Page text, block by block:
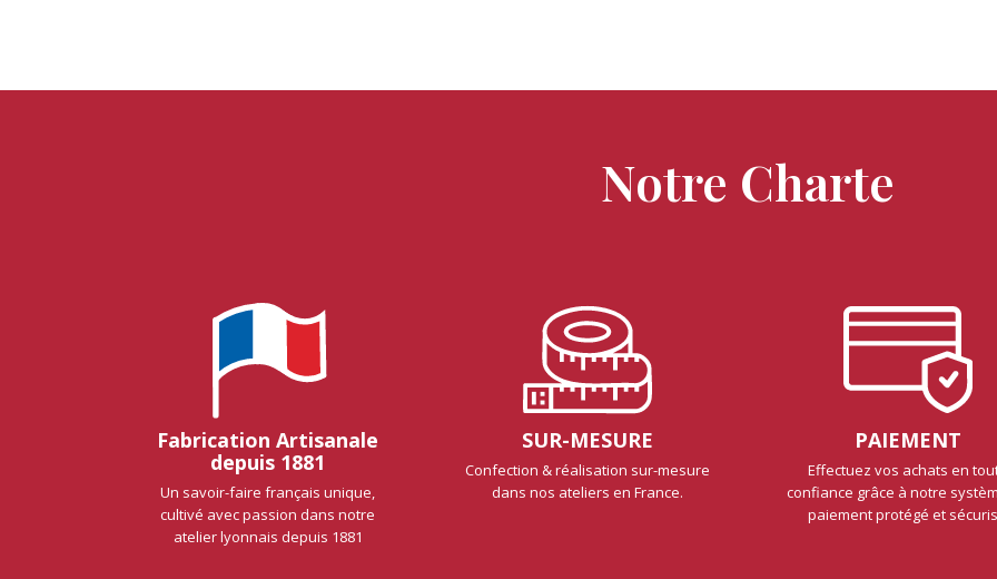
Notre Charte
Fabrication Artisanale
depuis 1881
Un savoir-faire français unique,
cultivé avec passion dans notre
atelier lyonnais depuis 1881
SUR-MESURE
Confection & réalisation sur-mesure
dans nos ateliers en France.
PAIEMENT
Effectuez vos achats en
confiance grâce à notre
paiement protégé et